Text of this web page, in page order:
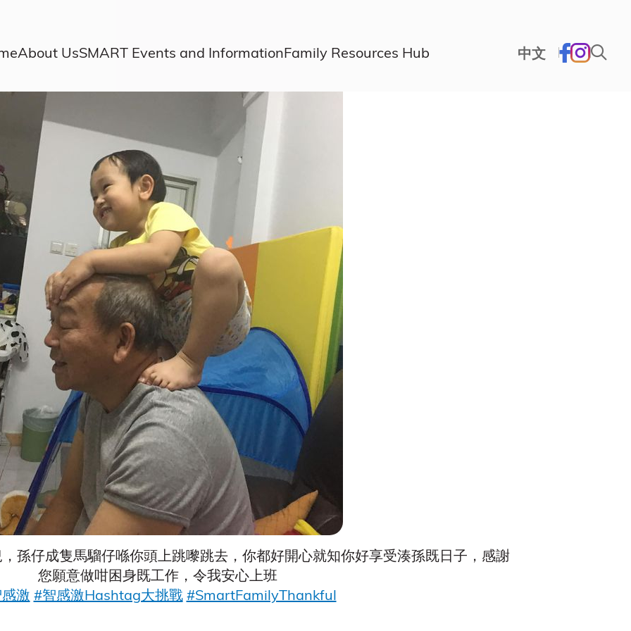
About UsSMART Events and InformationFamily Resources Hub 中文
孫仔成隻馬騮仔喺你頭上跳嚟跳去，你都好開心就知你好享受湊孫既日子，感謝
您願意做咁困身既工作，令我安心上班
激 #智感激Hashtag大挑戰 #SmartFamilyThankful